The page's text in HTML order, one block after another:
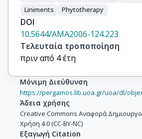
Liniments
Phytotherapy
DOI
10.5644/AMA2006-124.223
Τελευταία τροποποίηση
πριν από 4 έτη
Μόνιμη Διεύθυνση
https://pergamos.lib.uoa.gr/uoa/dl/
Άδεια χρήσης
Creative Commons Αναφορά
Χρήση 4.0 (CC-BY-NC)
Εξαγωγή Citation